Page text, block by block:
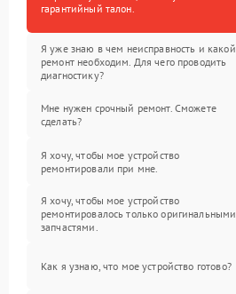
гарантийный талон.
Я уже знаю в чем неисправность и какой
ремонт необходим. Для чего проводить
диагностику?
Мне нужен срочный ремонт. Сможете
сделать?
Я хочу, чтобы мое устройство
ремонтировали при мне.
Я хочу, чтобы мое устройство
ремонтировалось только оригинальными
запчастями.
Как я узнаю, что мое устройство готово?